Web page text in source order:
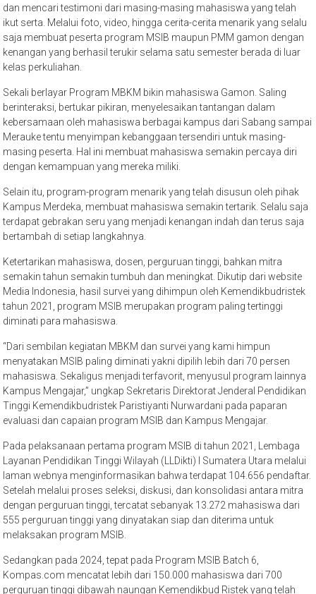
dan mencari testimoni dari masing-masing mahasiswa yang telah
ikut serta. Melalui foto, video, hingga cerita-cerita menarik yang selalu
saja membuat peserta program MSIB maupun PMM gamon dengan
kenangan yang berhasil terukir selama satu semester berada di luar
kelas perkuliahan.
Sekali berlayar Program MBKM bikin mahasiswa Gamon. Saling
berinteraksi, bertukar pikiran, menyelesaikan tantangan dalam
kebersamaan oleh mahasiswa berbagai kampus dari Sabang sampai
Merauke tentu menyimpan kebanggaan tersendiri untuk masing-
masing peserta. Hal ini membuat mahasiswa semakin percaya diri
dengan kemampuan yang mereka miliki.
Selain itu, program-program menarik yang telah disusun oleh pihak
Kampus Merdeka, membuat mahasiswa semakin tertarik. Selalu saja
terdapat gebrakan seru yang menjadi kenangan indah dan terus saja
bertambah di setiap langkahnya.
Ketertarikan mahasiswa, dosen, perguruan tinggi, bahkan mitra
semakin tahun semakin tumbuh dan meningkat. Dikutip dari website
Media Indonesia, hasil survei yang dihimpun oleh Kemendikbudristek
tahun 2021, program MSIB merupakan program paling tertinggi
diminati para mahasiswa.
“Dari sembilan kegiatan MBKM dan survei yang kami himpun
menyatakan MSIB paling diminati yakni dipilih lebih dari 70 persen
mahasiswa. Sekaligus menjadi terfavorit, menyusul program lainnya
Kampus Mengajar,” ungkap Sekretaris Direktorat Jenderal Pendidikan
Tinggi Kemendikbudristek Paristiyanti Nurwardani pada paparan
evaluasi dan capaian program MSIB dan Kampus Mengajar.
Pada pelaksanaan pertama program MSIB di tahun 2021, Lembaga
Layanan Pendidikan Tinggi Wilayah (LLDikti) I Sumatera Utara melalui
laman webnya menginformasikan bahwa terdapat 104.656 pendaftar.
Setelah melalui proses seleksi, diskusi, dan konsolidasi antara mitra
dengan perguruan tinggi, tercatat sebanyak 13.272 mahasiswa dari
555 perguruan tinggi yang dinyatakan siap dan diterima untuk
melaksakan program MSIB.
Sedangkan pada 2024, tepat pada Program MSIB Batch 6,
Kompas.com mencatat lebih dari 150.000 mahasiswa dari 700
perguruan tinggi dibawah naungan Kemendikbud Ristek yang telah